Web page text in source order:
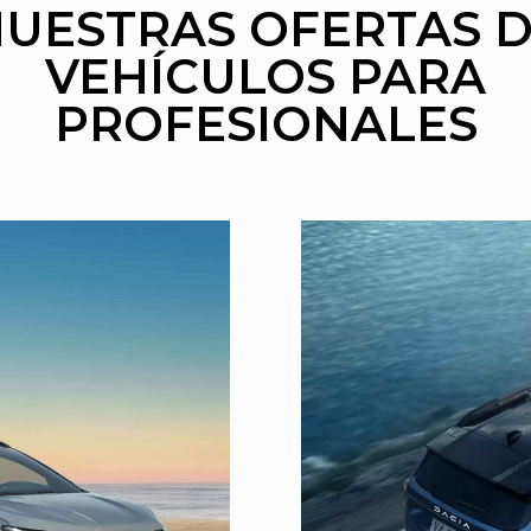
OFERTAS
VEHÍCULOS PARA
PROFESIONALES